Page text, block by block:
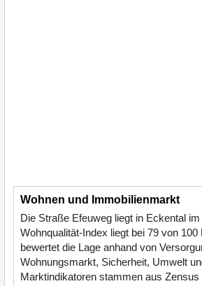
Wohnen und Immobilienmarkt
Die Straße Efeuweg liegt in Eckental
Wohnqualität-Index liegt bei 79 von 100
bewertet die Lage anhand von
Wohnungsmarkt, Sicherheit, Umwelt
Marktindikatoren stammen aus Zensus